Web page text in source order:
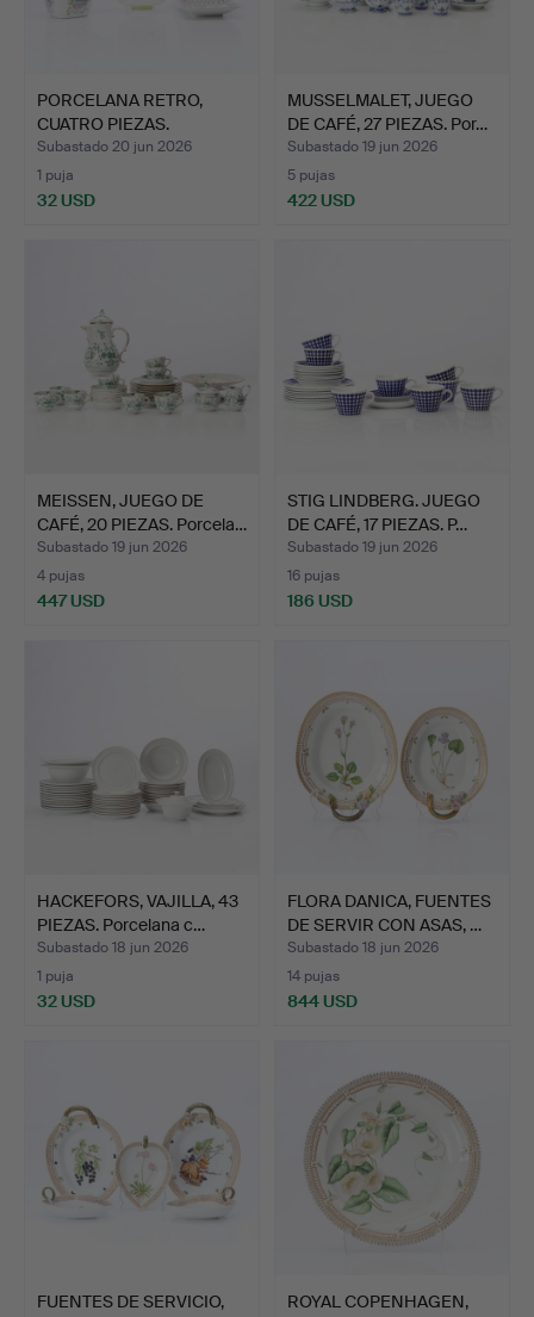
PORCELANA RETRO,
CUATRO PIEZAS.
Rörstrand.…
Subastado 20 jun 2026
1 puja
32 USD
MUSSELMALET, JUEGO
DE CAFÉ, 27 PIEZAS. Por…
Subastado 19 jun 2026
5 pujas
422 USD
MEISSEN, JUEGO DE
CAFÉ, 20 PIEZAS. Porcela…
Subastado 19 jun 2026
4 pujas
447 USD
STIG LINDBERG. JUEGO
DE CAFÉ, 17 PIEZAS. P…
Subastado 19 jun 2026
16 pujas
186 USD
HACKEFORS, VAJILLA, 43
PIEZAS. Porcelana c…
Subastado 18 jun 2026
1 puja
32 USD
FLORA DANICA, FUENTES
DE SERVIR CON ASAS, …
Subastado 18 jun 2026
14 pujas
844 USD
FUENTES DE SERVICIO,
ROYAL COPENHAGEN,